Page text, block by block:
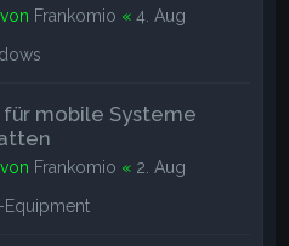
Frankomio «4. Aug
mobile Systeme
Frankomio « 2. Aug
Equipment